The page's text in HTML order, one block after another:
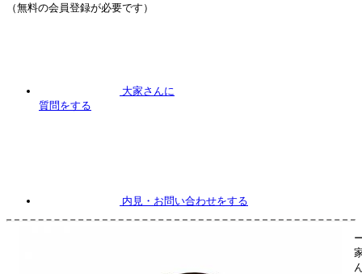
（無料の会員登録が必要です）
大家さんに
質問をする
内見 ・お問い合わせをする